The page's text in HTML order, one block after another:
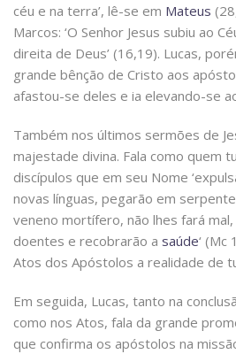
céu e na terra’, lê-se em Mateus
Marcos: ‘O Senhor Jesus subiu ao
direita de Deus’ (16,19). Lucas,
grande bênção de Cristo aos
afastou-se deles e ia elevando-se
Também nos últimos sermões de
majestade divina. Fala como quem
discípulos que em seu Nome
novas línguas, pegarão em
veneno mortífero, não lhes fará
doentes e recobrarão a saúde‘ (Mc
Atos dos Apóstolos a realidade de
Em seguida, Lucas, tanto na
como nos Atos, fala da grande
que confirma os apóstolos na